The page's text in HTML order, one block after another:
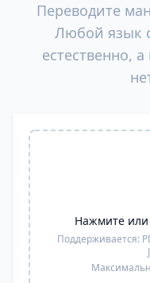
Переводите
Любой язык
естественно,
Нажмите
Поддерживается: